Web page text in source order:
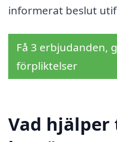
informerat beslut
Få 3 erbjudanden,
förpliktelser
Vad